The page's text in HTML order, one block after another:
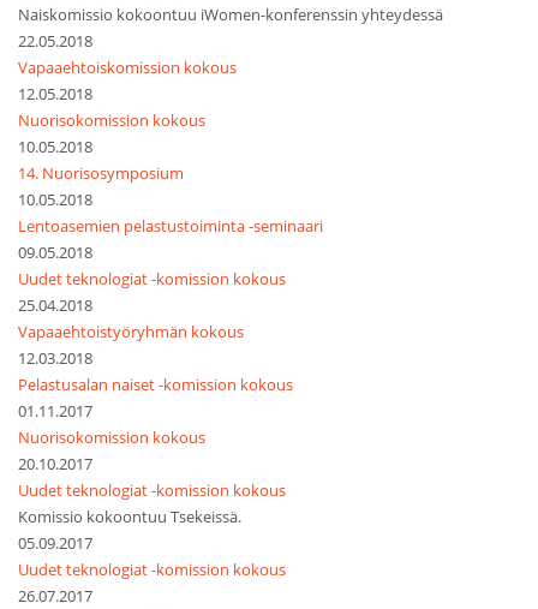
Naiskomissio kokoontuu iWomen-konferenssin yhteydessä
22.05.2018
Vapaaehtoiskomission kokous
12.05.2018
Nuorisokomission kokous
10.05.2018
14. Nuorisosymposium
10.05.2018
Lentoasemien pelastustoiminta -seminaari
09.05.2018
Uudet teknologiat -komission kokous
25.04.2018
Vapaaehtoistyöryhmän kokous
12.03.2018
Pelastusalan naiset -komission kokous
01.11.2017
Nuorisokomission kokous
20.10.2017
Uudet teknologiat -komission kokous
Komissio kokoontuu Tsekeissä.
05.09.2017
Uudet teknologiat -komission kokous
26.07.2017